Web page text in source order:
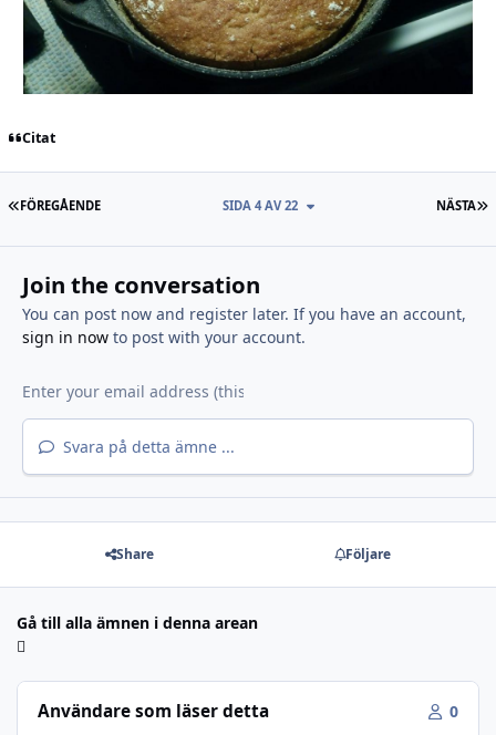
Citat
FÖRSTA SIDAN
FÖREGÅENDE NÄSTA
SIDA 4 AV 22
Join the conversation
You can post now and register later. If you have an account,
sign in nowto post with your account.
Svara på detta ämne ...
Share Följare
Gå till alla ämnen i denna arean
Användare som läser detta 0